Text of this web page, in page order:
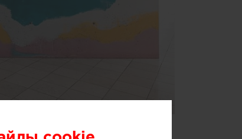
и Studio Twocan,